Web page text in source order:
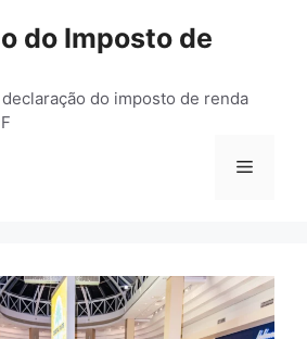
do Imposto de
do imposto de renda
Menu